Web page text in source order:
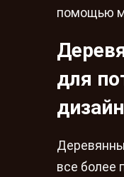
помощью
для
дизайн
все более